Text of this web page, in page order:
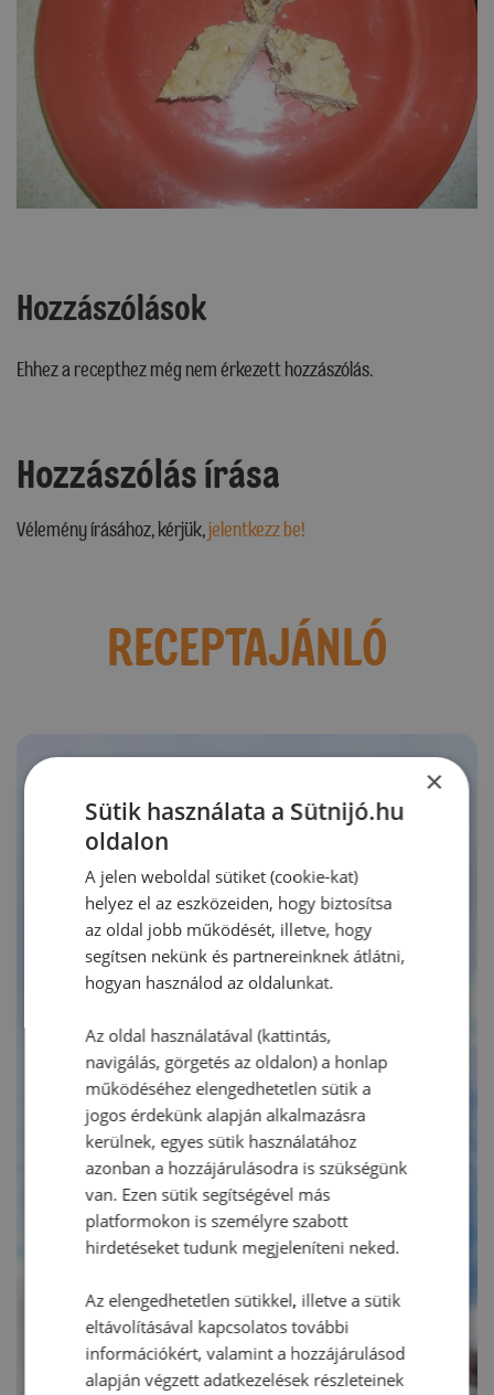
Hozzászólások
Ehhez a recepthez még nem érkezett hozzászólás.
Hozzászólás írása
Vélemény írásához, kérjük,jelentkezz be!
RECEPTAJÁNLÓ
×
Sütik használata a Sütnijó.hu
oldalon
A jelen weboldal sütiket (cookie-kat)
helyez el az eszközeiden, hogy biztosítsa
az oldal jobb működését, illetve, hogy
segítsen nekünk és partnereinknek átlátni,
hogyan használod az oldalunkat.
Az oldal használatával (kattintás,
navigálás, görgetés az oldalon) a honlap
működéséhez elengedhetetlen sütik a
jogos érdekünk alapján alkalmazásra
kerülnek, egyes sütik használatához
azonban a hozzájárulásodra is szükségünk
van. Ezen sütik segítségével más
platformokon is személyre szabott
hirdetéseket tudunk megjeleníteni neked.
Az elengedhetetlen sütikkel, illetve a sütik
eltávolításával kapcsolatos további
információkért, valamint a hozzájárulásod
alapján végzett adatkezelések részleteinek